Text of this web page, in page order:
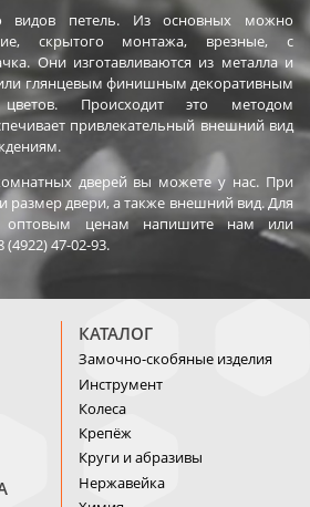
видов петель. Из основных можно
скрытого монтажа, врезные, с
Они изготавливаются из металла и
глянцевым финишным декоративным
Происходит это методом
привлекательный внешний вид
дверей вы можете у нас. При
размер двери, а также внешний вид. Для
оптовым ценам напишите нам или
47-02-93.
КАТАЛОГ
Замочно-скобяные изделия
Инструмент
Колеса
Крепёж
Круги и абразивы
Нержавейка